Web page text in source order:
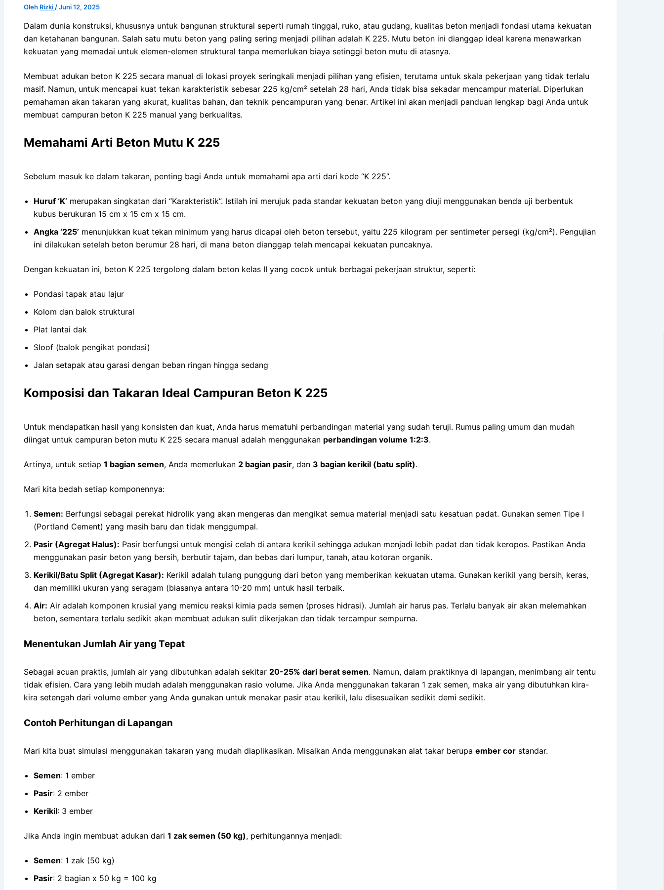
Oleh Rizki /Juni 12, 2025
Dalam dunia konstruksi, khususnya untuk bangunan struktural seperti rumah tinggal, ruko, atau gudang, kualitas beton menjadi fondasi utama kekuatan
dan ketahanan bangunan. Salah satu mutu beton yang paling sering menjadi pilihan adalah K 225. Mutu beton ini dianggap ideal karena menawarkan
kekuatan yang memadai untuk elemen-elemen struktural tanpa memerlukan biaya setinggi beton mutu di atasnya.
Membuat adukan beton K 225 secara manual di lokasi proyek seringkali menjadi pilihan yang efisien, terutama untuk skala pekerjaan yang tidak terlalu
masif. Namun, untuk mencapai kuat tekan karakteristik sebesar 225 kg/cm² setelah 28 hari, Anda tidak bisa sekadar mencampur material. Diperlukan
pemahaman akan takaran yang akurat, kualitas bahan, dan teknik pencampuran yang benar. Artikel ini akan menjadi panduan lengkap bagi Anda untuk
membuat campuran beton K 225 manual yang berkualitas.
Memahami Arti Beton Mutu K 225
Sebelum masuk ke dalam takaran, penting bagi Anda untuk memahami apa arti dari kode “K 225”.
Huruf ‘K’ merupakan singkatan dari “Karakteristik”. Istilah ini merujuk pada standar kekuatan beton yang diuji menggunakan benda uji berbentuk
kubus berukuran 15 cm x 15 cm x 15 cm.
Angka ‘225’ menunjukkan kuat tekan minimum yang harus dicapai oleh beton tersebut, yaitu 225 kilogram per sentimeter persegi (kg/cm²). Pengujian
ini dilakukan setelah beton berumur 28 hari, di mana beton dianggap telah mencapai kekuatan puncaknya.
Dengan kekuatan ini, beton K 225 tergolong dalam beton kelas II yang cocok untuk berbagai pekerjaan struktur, seperti:
Pondasi tapak atau lajur
Kolom dan balok struktural
Plat lantai dak
Sloof (balok pengikat pondasi)
Jalan setapak atau garasi dengan beban ringan hingga sedang
Komposisi dan Takaran Ideal Campuran Beton K 225
Untuk mendapatkan hasil yang konsisten dan kuat, Anda harus mematuhi perbandingan material yang sudah teruji. Rumus paling umum dan mudah
diingat untuk campuran beton mutu K 225 secara manual adalah menggunakan perbandingan volume 1:2:3.
Artinya, untuk setiap 1 bagian semen, Anda memerlukan 2 bagian pasir, dan 3 bagian kerikil (batu split).
Mari kita bedah setiap komponennya:
Semen: Berfungsi sebagai perekat hidrolik yang akan mengeras dan mengikat semua material menjadi satu kesatuan padat. Gunakan semen Tipe I
(Portland Cement) yang masih baru dan tidak menggumpal.
Pasir (Agregat Halus): Pasir berfungsi untuk mengisi celah di antara kerikil sehingga adukan menjadi lebih padat dan tidak keropos. Pastikan Anda
menggunakan pasir beton yang bersih, berbutir tajam, dan bebas dari lumpur, tanah, atau kotoran organik.
Kerikil/Batu Split (Agregat Kasar): Kerikil adalah tulang punggung dari beton yang memberikan kekuatan utama. Gunakan kerikil yang bersih, keras,
dan memiliki ukuran yang seragam (biasanya antara 10-20 mm) untuk hasil terbaik.
Air: Air adalah komponen krusial yang memicu reaksi kimia pada semen (proses hidrasi). Jumlah air harus pas. Terlalu banyak air akan melemahkan
beton, sementara terlalu sedikit akan membuat adukan sulit dikerjakan dan tidak tercampur sempurna.
Menentukan Jumlah Air yang Tepat
Sebagai acuan praktis, jumlah air yang dibutuhkan adalah sekitar 20-25% dari berat semen. Namun, dalam praktiknya di lapangan, menimbang air tentu
tidak efisien. Cara yang lebih mudah adalah menggunakan rasio volume. Jika Anda menggunakan takaran 1 zak semen, maka air yang dibutuhkan kira-
kira setengah dari volume ember yang Anda gunakan untuk menakar pasir atau kerikil, lalu disesuaikan sedikit demi sedikit.
Contoh Perhitungan di Lapangan
Mari kita buat simulasi menggunakan takaran yang mudah diaplikasikan. Misalkan Anda menggunakan alat takar berupa ember cor standar.
Semen: 1 ember
Pasir: 2 ember
Kerikil: 3 ember
Jika Anda ingin membuat adukan dari 1 zak semen (50 kg), perhitungannya menjadi:
Semen: 1 zak (50 kg)
Pasir: 2 bagian x 50 kg = 100 kg